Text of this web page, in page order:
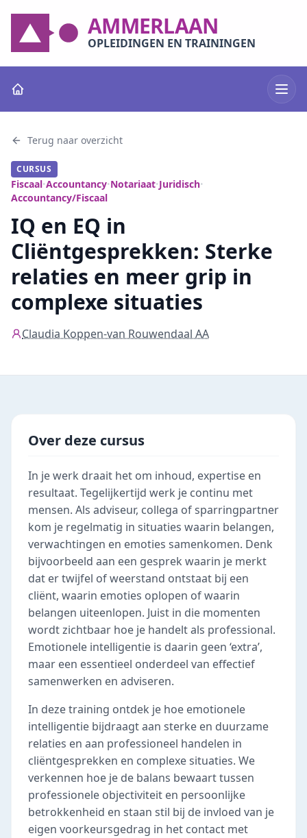
AMMERLAAN
OPLEIDINGEN EN TRAININGEN
Terug naar overzicht
CURSUS
Fiscaal•Accountancy•Notariaat•Juridisch•
Accountancy/Fiscaal
IQ en EQ in
Cliëntgesprekken: Sterke
relaties en meer grip in
complexe situaties
Claudia Koppen-van Rouwendaal AA
Over deze cursus
In je werk draait het om inhoud, expertise en
resultaat. Tegelijkertijd werk je continu met
mensen. Als adviseur, collega of sparringpartner
kom je regelmatig in situaties waarin belangen,
verwachtingen en emoties samenkomen. Denk
bijvoorbeeld aan een gesprek waarin je merkt
dat er twijfel of weerstand ontstaat bij een
cliënt, waarin emoties oplopen of waarin
belangen uiteenlopen. Juist in die momenten
wordt zichtbaar hoe je handelt als professional.
Emotionele intelligentie is daarin geen ‘extra’,
maar een essentieel onderdeel van effectief
samenwerken en adviseren.
In deze training ontdek je hoe emotionele
intelligentie bijdraagt aan sterke en duurzame
relaties en aan professioneel handelen in
cliëntgesprekken en complexe situaties. We
verkennen hoe je de balans bewaart tussen
professionele objectiviteit en persoonlijke
betrokkenheid en staan stil bij de invloed van je
eigen voorkeursgedrag in het contact met